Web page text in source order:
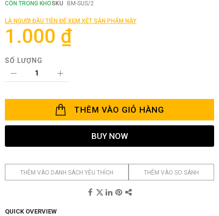
phần
của
thư
hình
CÒN TRONG KHOSKU BM-SUS/2
LÀ NGƯỜI ĐẦU TIÊN ĐỂ XEM XÉT SẢN PHẨM NÀY
1.000 ₫
SỐ LƯỢNG
THÊM VÀO GIỎ HÀNG
BUY NOW
THÊM VÀO DANH SÁCH YÊU THÍCH THÊM VÀO SO SÁNH
QUICK OVERVIEW